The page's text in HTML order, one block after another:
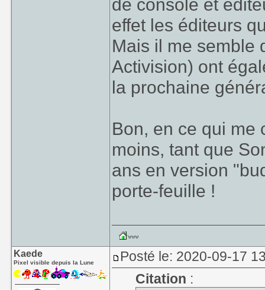
de console et
effet les éditeurs
Mais il me semble
Activision) ont
la prochaine
Bon, en ce qui me
moins, tant que
ans en version
porte-feuille !
Kaede
Pixel visible depuis la Lune
Posté le: 2020-09-17
Citation :